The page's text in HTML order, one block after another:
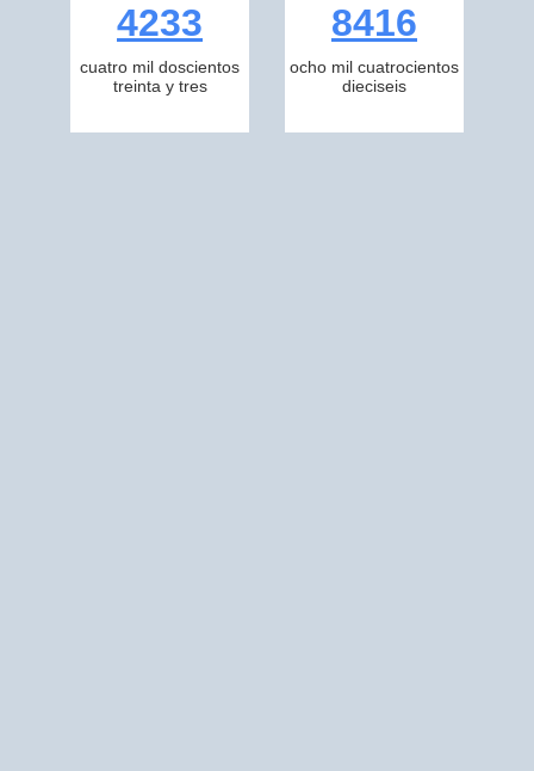
4233
cuatro mil doscientos
treinta y tres
8416
ocho mil cuatrocientos
dieciseis